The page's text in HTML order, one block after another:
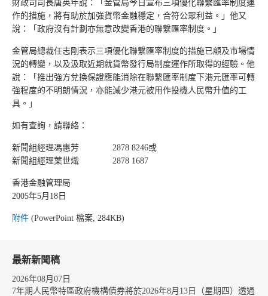
財政司司長唐英年說：「金管局今日宣布三項優化聯繫匯率制度運
作的措施，將有助於加強貨幣金融穩定，合符公眾利益。」他又
說：「政府沒有計劃亦無意改變香港的聯繫匯率制度。」
金管局總裁任志剛表示三項優化聯繫匯率制度的措施已顧及市場情
況的轉變，以及汲取近期就貨幣發行局制度運作所取得的經驗。他
說：「推出強方兌換保證應能消除在聯繫匯率制度下港元匯率可轉
強程度的不明朗情況，亦能減少港元被用作投機人民幣升值的工
具。」
如有查詢，請聯絡：
新聞組經理馮惠芳 2878 8246或
新聞組經理葉世熾 2878 1687
香港金融管理局
2005年5月18日
附件 (PowerPoint 檔案, 284KB)
最新新聞稿
2026年08月07日
7年期人民幣特區政府機構債券將於2026年8月13日（星期四）透過